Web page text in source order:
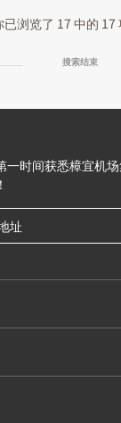
已浏览了 17 中的 17
搜索结束
一时间获悉樟宜机